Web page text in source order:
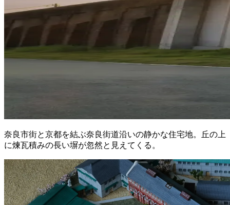
奈良市街と京都を結ぶ奈良街道沿いの静かな住宅地。丘の上
に煉瓦積みの長い塀が忽然と見えてくる。